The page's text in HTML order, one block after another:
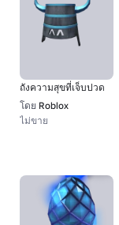
ถังความสุขที่เจ็บปวด
โดย Roblox
ไม่ขาย